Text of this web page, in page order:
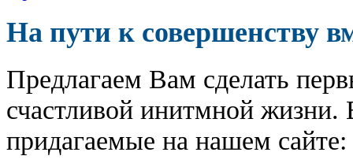
На пути к совершенству
Предлагаем Вам сделать
счастливой инитмной жизни.
придагаемые на нашем сайте: